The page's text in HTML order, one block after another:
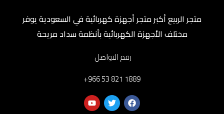
متجر الربيع أكبر متجر أجهزة كهربائية في السعودية يوفر
مختلف الأجهزة الكهربائية بأنظمة سداد مريحة
رقم التواصل
‎+966 53 821 1889